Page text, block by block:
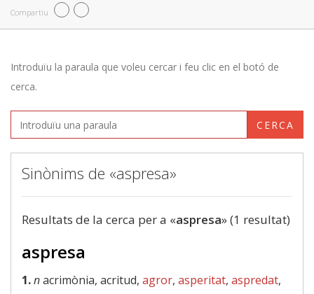
Compartiu
Introduïu la paraula que voleu cercar i feu clic en el botó de
cerca.
CERCA
Sinònims de «aspresa»
Resultats de la cerca per a «aspresa» (1 resultat)
aspresa
1.nacrimònia, acritud, agror, asperitat, aspredat,